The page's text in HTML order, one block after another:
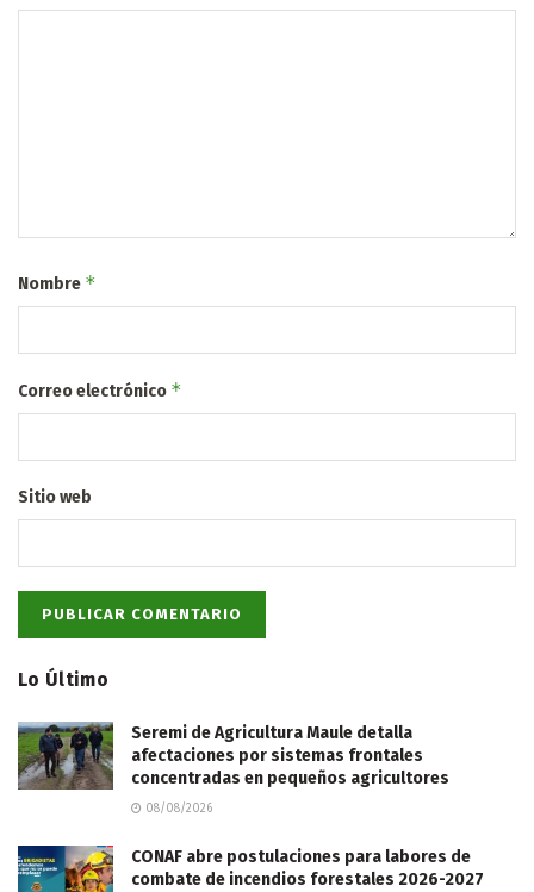
Nombre *
Correo electrónico *
Sitio web
Lo Último
Seremi de Agricultura Maule detalla
afectaciones por sistemas frontales
concentradas en pequeños agricultores
08/08/2026
CONAF abre postulaciones para labores de
combate de incendios forestales 2026-2027